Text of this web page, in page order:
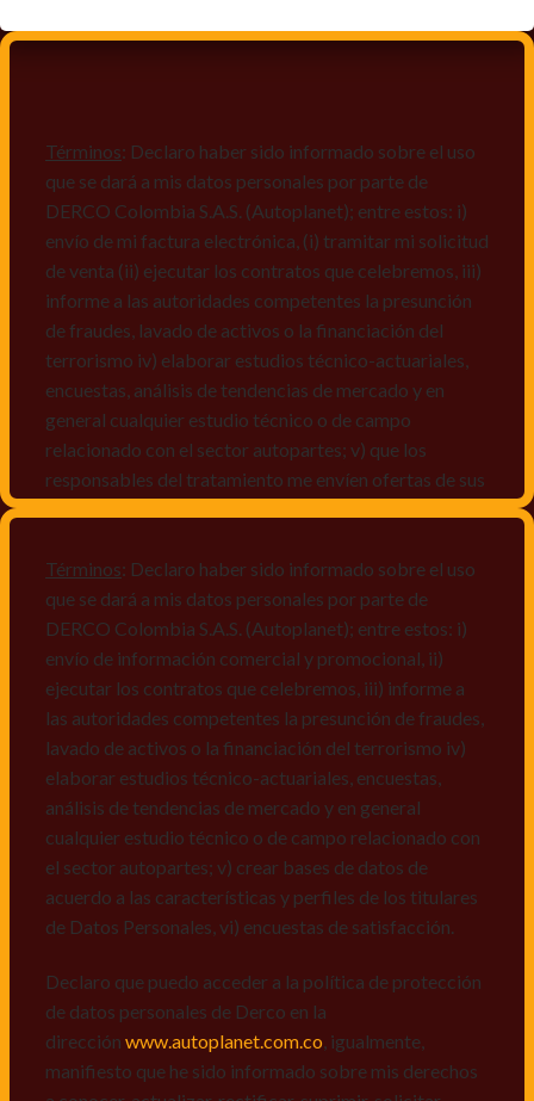
Términos: Declaro haber sido informado sobre el uso
que se dará a mis datos personales por parte de
DERCO Colombia S.A.S. (Autoplanet); entre estos: i)
envío de mi factura electrónica, (i) tramitar mi solicitud
de venta (ii) ejecutar los contratos que celebremos, iii)
informe a las autoridades competentes la presunción
de fraudes, lavado de activos o la financiación del
terrorismo iv) elaborar estudios técnico-actuariales,
encuestas, análisis de tendencias de mercado y en
general cualquier estudio técnico o de campo
relacionado con el sector autopartes; v) que los
responsables del tratamiento me envíen ofertas de sus
mismos, vi) crear bases de datos de acuerdo a las
características y perfiles de los titulares de Datos
Personales, v) encuestas de satisfacción, vi) reportes
recall.
Declaro que puedo acceder a la política de protección
de datos personales de Derco en la
direcciónwww.autoplanet.com.co, igualmente,
manifiesto que he sido informado sobre mis derechos
a conocer, actualizar, rectificar, suprimir, solicitar
prueba: i) de autorización y ii) finalidad, presentar
quejas y/o reclamos en canales de
atención: servicioalcliente@derco.com.coy en
responsables, para que efectúen el tratamiento de mis
datos conforme lo expuesto.
Términos: Declaro haber sido informado sobre el uso
que se dará a mis datos personales por parte de
DERCO Colombia S.A.S. (Autoplanet); entre estos: i)
envío de información comercial y promocional, ii)
ejecutar los contratos que celebremos, iii) informe a
las autoridades competentes la presunción de fraudes,
lavado de activos o la financiación del terrorismo iv)
elaborar estudios técnico-actuariales, encuestas,
análisis de tendencias de mercado y en general
cualquier estudio técnico o de campo relacionado con
el sector autopartes; v) crear bases de datos de
acuerdo a las características y perfiles de los titulares
de Datos Personales, vi) encuestas de satisfacción.
Declaro que puedo acceder a la política de protección
de datos personales de Derco en la
dirección www.autoplanet.com.co , igualmente,
manifiesto que he sido informado sobre mis derechos